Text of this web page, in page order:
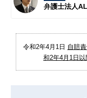
弁護士法人
令和2年4月1日 自賠
和2年4月1日